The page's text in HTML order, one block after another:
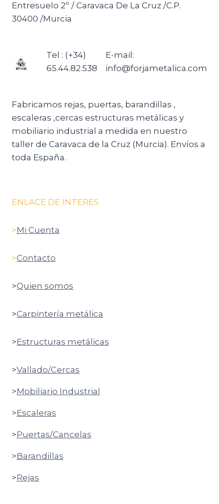
Entresuelo 2º / Caravaca De La Cruz /C.P.
30400 /Murcia
Tel : (+34)
65.44.82.538
E-mail:
info@forjametalica.com
Fabricamos rejas, puertas, barandillas ,
escaleras ,cercas estructuras metálicas y
mobiliario industrial a medida en nuestro
taller de Caravaca de la Cruz (Murcia). Envíos a
toda España.
ENLACE DE INTERES
>Mi Cuenta
>Contacto
>Quien somos
>Carpintería metálica
>Estructuras metálicas
>Vallado/Cercas
>Mobiliario Industrial
>Escaleras
>Puertas/Cancelas
>Barandillas
>Rejas